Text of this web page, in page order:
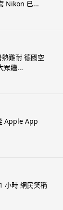
Nikon 已...
難耐 德國空
眾繼...
Apple App
小時 網民笑稱